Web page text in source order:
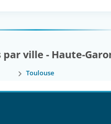
par ville - Haute-
Toulouse